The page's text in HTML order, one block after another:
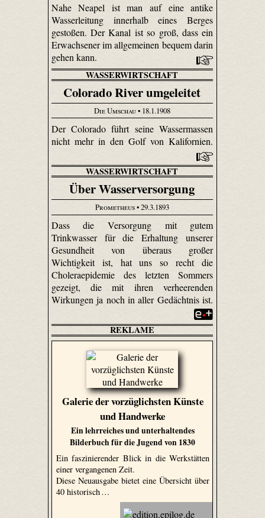
Nahe Neapel ist man auf eine antike
Wasserleitung innerhalb eines Berges
gestoßen. Der Kanal ist so groß, dass ein
Erwachsener im allgemeinen bequem darin
gehen kann.
WASSERWIRTSCHAFT
Colorado River umgeleitet
Die Umschau• 18.1.1908
Der Colorado führt seine Wassermassen
nicht mehr in den Golf von Kalifornien.
WASSERWIRTSCHAFT
Über Wasserversorgung
Prometheus• 29.3.1893
Dass die Versorgung mit gutem
Trinkwasser für die Erhaltung unserer
Gesundheit von überaus großer
Wichtigkeit ist, hat uns so recht die
Choleraepidemie des letzten Sommers
gezeigt, die mit ihren verheerenden
Wirkungen ja noch in aller Gedächtnis ist.
REKLAME
Galerie der vorzüglichsten Künste
und Handwerke
Ein lehrreiches und unterhaltendes
Bilderbuch für die Jugend von 1830
Ein faszinierender Blick in die Werkstätten
einer vergangenen Zeit.
Diese Neuausgabe bietet eine Übersicht über
40 historisch …